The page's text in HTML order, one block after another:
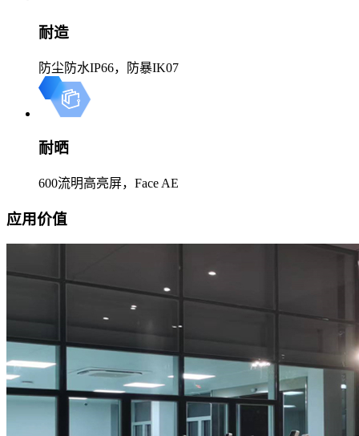
耐造
防尘防水IP66，防暴IK07
耐晒
600流明高亮屏，Face AE
应用价值